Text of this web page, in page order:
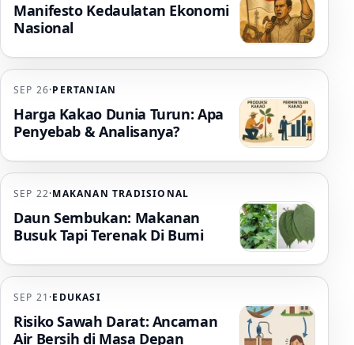
Manifesto Kedaulatan Ekonomi
Nasional
SEP 26·PERTANIAN
Harga Kakao Dunia Turun: Apa
Penyebab & Analisanya?
SEP 22·MAKANAN TRADISIONAL
Daun Sembukan: Makanan
Busuk Tapi Terenak Di Bumi
SEP 21 ·EDUKASI
Risiko Sawah Darat: Ancaman
Air Bersih di Masa Depan